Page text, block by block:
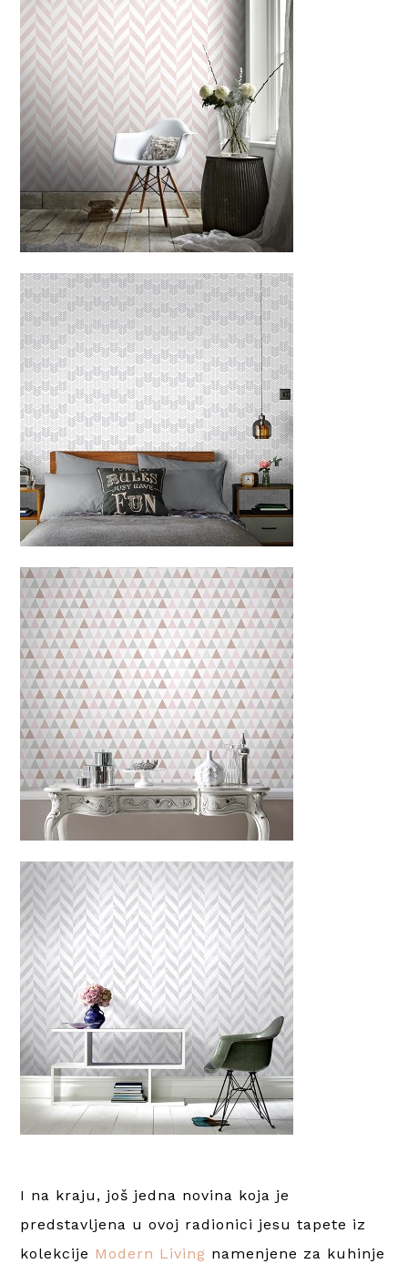
I na kraju, još jedna novina koja je
predstavljena u ovoj radionici jesu tapete iz
kolekcije Modern Living namenjene za kuhinje